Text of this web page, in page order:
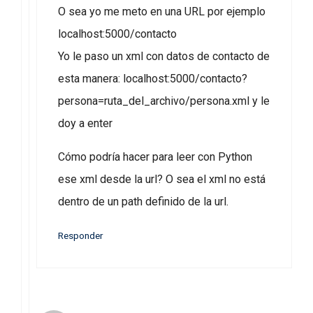
O sea yo me meto en una URL por ejemplo
localhost:5000/contacto
Yo le paso un xml con datos de contacto de
esta manera: localhost:5000/contacto?
persona=ruta_del_archivo/persona.xml y le
doy a enter
Cómo podría hacer para leer con Python
ese xml desde la url? O sea el xml no está
dentro de un path definido de la url.
Responder